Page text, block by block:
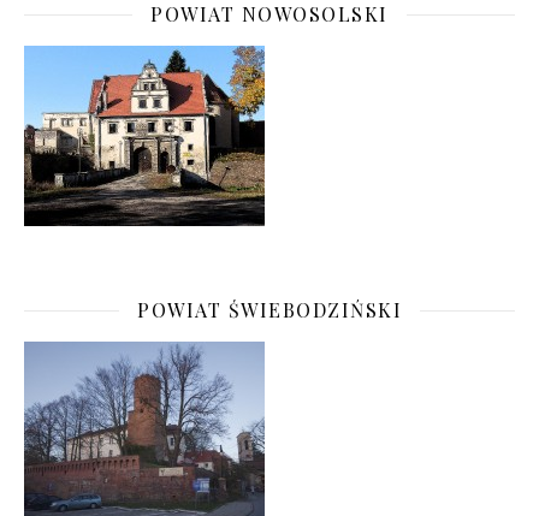
POWIAT NOWOSOLSKI
POWIAT ŚWIEBODZIŃSKI